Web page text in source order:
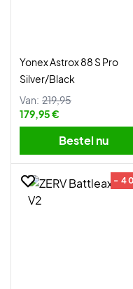
Yonex Astrox 88 S Pro
Silver/Black
Van: 219,95
179,95 €
Bestel nu
-